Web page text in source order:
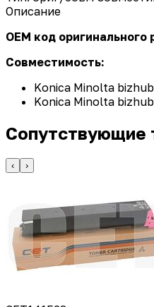
Описание
OEM код
Совместимость:
Konica Minolta bizhub
Konica Minolta bizhub
Сопутствующие
‹ ›